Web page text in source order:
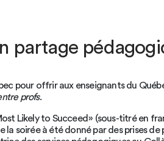
partage
pour offrir aux enseignants du
profs.
Likely to Succeed » (sous-titré en
la soirée à été donné par des prises